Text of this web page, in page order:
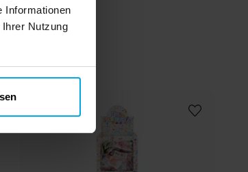
Informationen
Nutzung